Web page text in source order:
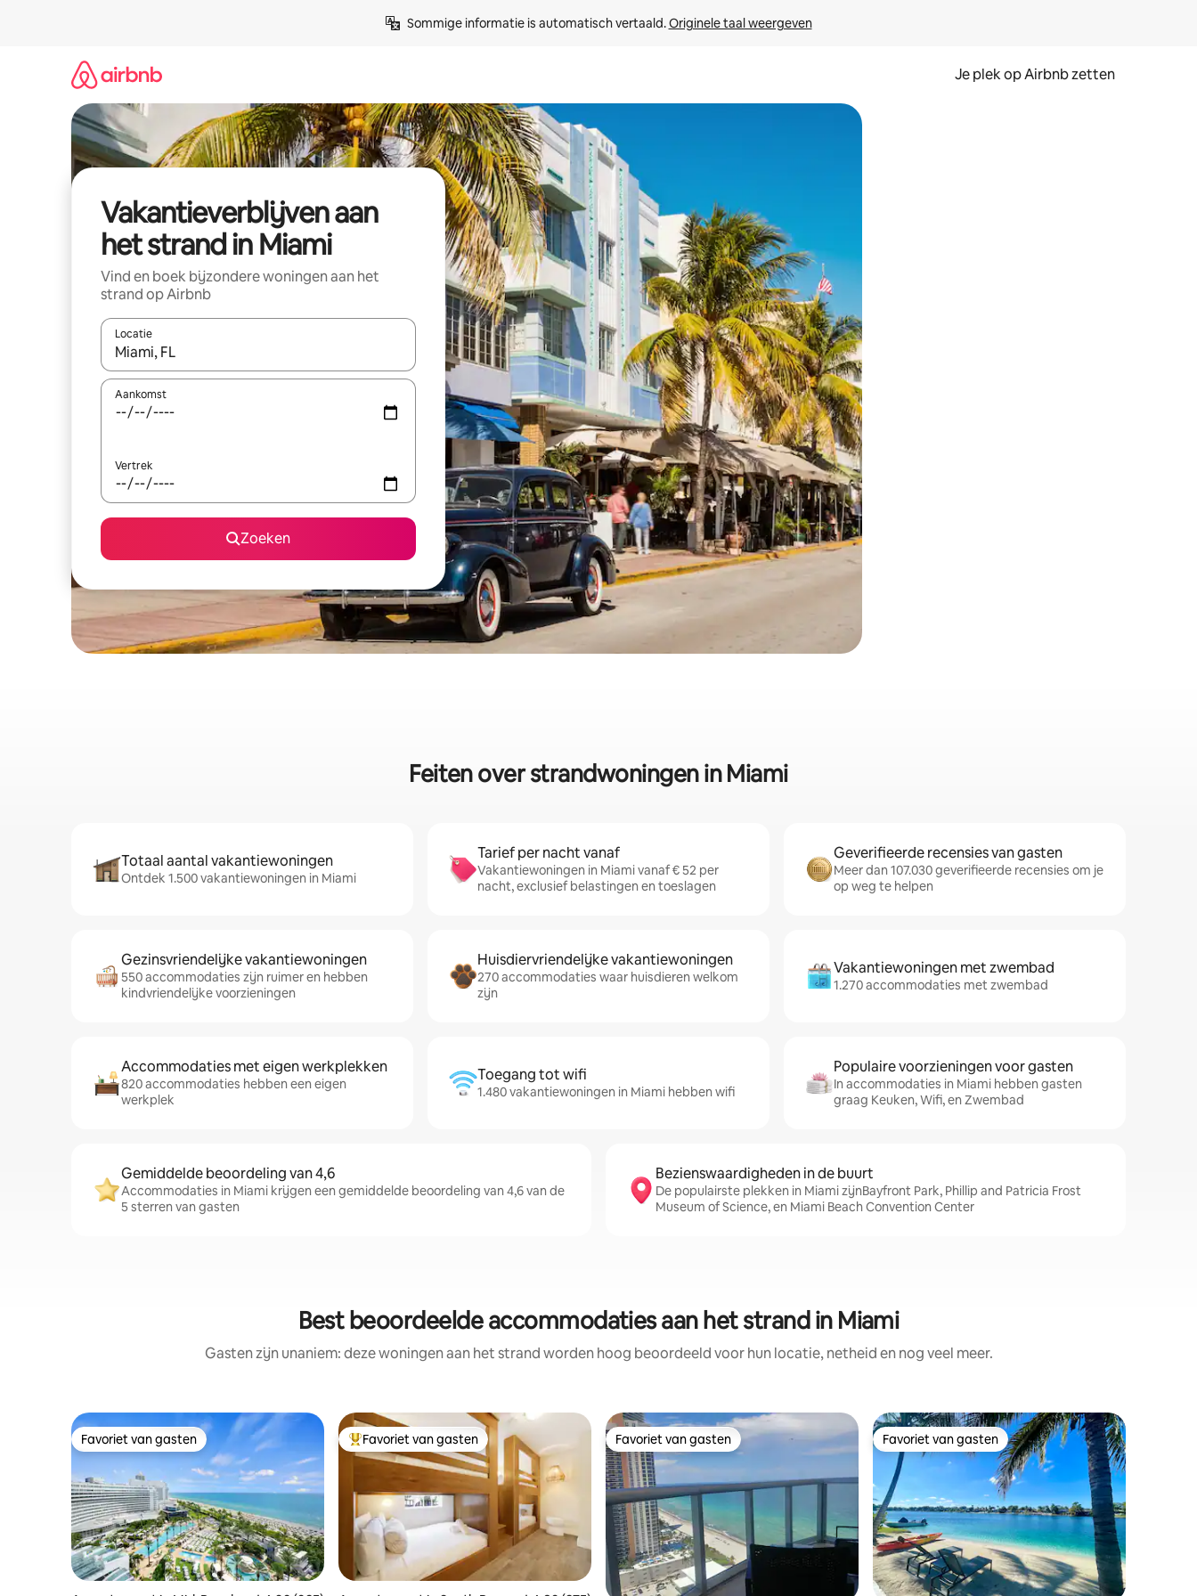
Sommige informatie is automatisch vertaald. Originele taal weergeven
Je plek op Airbnb zetten
Vakantieverblijven aan
het strand in Miami
Vind en boek bijzondere woningen aan het
strand op Airbnb
Locatie
Wanneer er resultaten beschikbaar zijn, maak je een keuze met je de pijltjestoetsen omhoog en omlaag, óf door te tikken of swipen.
Aankomst
Vertrek
Zoeken
Feiten over strandwoningen in Miami
Totaal aantal vakantiewoningen
Ontdek 1.500 vakantiewoningen in Miami
Tarief per nacht vanaf
Vakantiewoningen in Miami vanaf € 52 per
nacht, exclusief belastingen en toeslagen
Geverifieerde recensies van gasten
Meer dan 107.030 geverifieerde recensies om je
op weg te helpen
Gezinsvriendelijke vakantiewoningen
550 accommodaties zijn ruimer en hebben
kindvriendelijke voorzieningen
Huisdiervriendelijke vakantiewoningen
270 accommodaties waar huisdieren welkom
zijn
Vakantiewoningen met zwembad
1.270 accommodaties met zwembad
Accommodaties met eigen werkplekken
820 accommodaties hebben een eigen
werkplek
Toegang tot wifi
1.480 vakantiewoningen in Miami hebben wifi
Populaire voorzieningen voor gasten
In accommodaties in Miami hebben gasten
graag Keuken, Wifi, en Zwembad
Gemiddelde beoordeling van 4,6
Accommodaties in Miami krijgen een gemiddelde beoordeling van 4,6 van de
5 sterren van gasten
Bezienswaardigheden in de buurt
De populairste plekken in Miami zijnBayfront Park, Phillip and Patricia Frost
Museum of Science, en Miami Beach Convention Center
Best beoordeelde accommodaties aan het strand in Miami
Gasten zijn unaniem: deze woningen aan het strand worden hoog beoordeeld voor hun locatie, netheid en nog veel meer.
Favoriet van gasten
Favoriet van gasten Topfavoriet van gasten
Favoriet van gasten Favoriet van gasten
Favoriet van gasten Favoriet van gasten
Favoriet van gasten